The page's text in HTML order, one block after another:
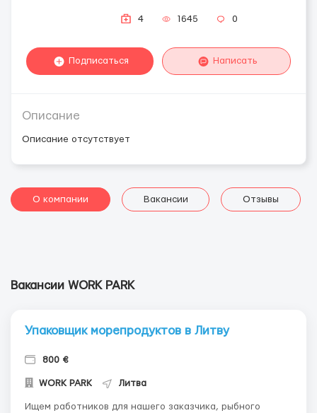
4 1645 0
Подписаться Написать
Описание
Описание отсутствует
О компании Вакансии Отзывы
Вакансии WORK PARK
Упаковщик морепродуктов в Литву
800 €
WORK PARK Литва
Ищем работников для нашего заказчика, рыбного